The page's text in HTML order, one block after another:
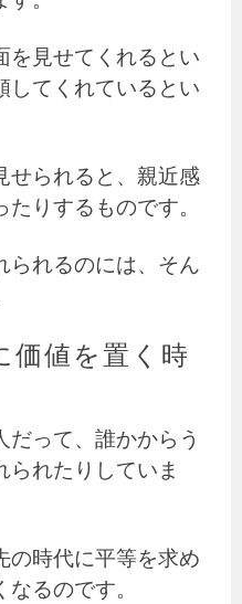
を見せてくれるとい
してくれているとい
せられると、親近感
りするものです。
られるのには、そん
価値を置く時
だって、誰かからう
られたりしていま
の時代に平等を求め
るのです。